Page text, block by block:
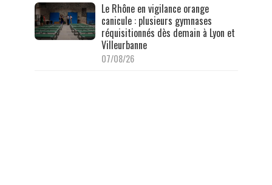
Le Rhône en vigilance orange
canicule : plusieurs gymnases
réquisitionnés dès demain à Lyon et
Villeurbanne
07/08/26